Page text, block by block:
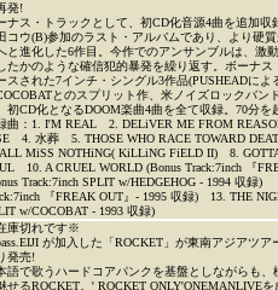
発!
ナス・トラックとして、初CD化音源4曲を追加収
コウ(B)参加のラスト・アルバムであり、より硬
と進化した6作目。今作でのアンサンブルは、激
たかのような確信犯的暴発を繰り返す。ボーナス
スされた7インチ・シングル3作品(PUSHEADに
とのスプリット作、米ノイズロックバン
初CD化となるDOOM楽曲4曲を全て収録。70分
曲：1. I'M REAL 2. DELiVER ME FROM
4. 水葬 5. THOSE WHO RACE TOWARD
MiSS NOTHiNG( KiLLiNG FiELD II) 8.
10. A CRUEL WORLD (Bonus Track:7inch 『
Track:7inch SPLIT w/HEDGEHOG - 1994 収録)
『FREAK OUT』- 1995 収録) 13. THE
w/COCOBAT - 1993 収録)
庫切れです※
が加入した「ROCKET」が東南アジアツ
発売!
語で歌うハードコアパンクを基盤としながらも
せるROCKET。' ROCKET ONLY'ONEMANLIVE